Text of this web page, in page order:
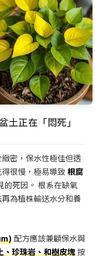
土正在「悶死」
密，保水性極佳但透
很慢，極易導致 根腐
的死因。 根系在缺氧
為植株輸送水分和養
配方應該兼顧保水與
、珍珠岩、和樹皮塊按